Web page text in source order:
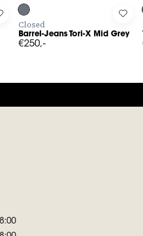
to your wishlist
in to add Barrel-Jeans Tori-
Closed
Barrel-Jeans Tori-X Mid Grey
€250,-
Log